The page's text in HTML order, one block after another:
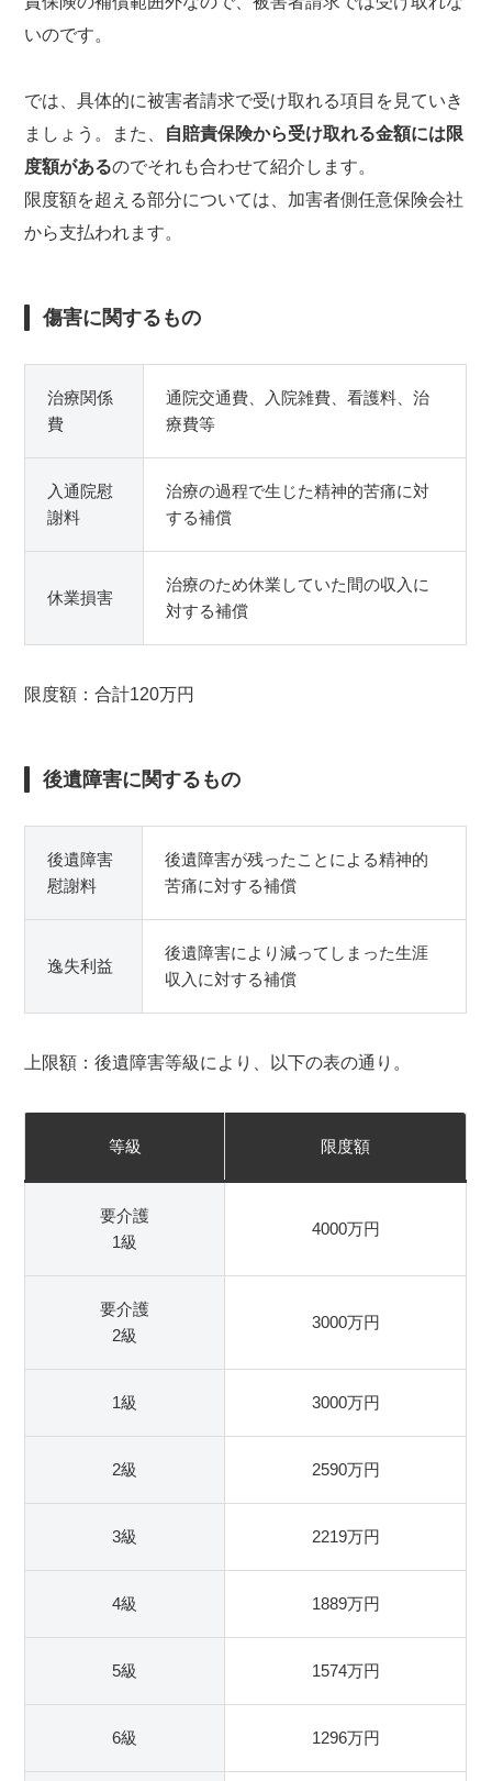
いのです。
では、具体的に被害者請求で受け取れる項目を見ていき
ましょう。また、 自賠責保険から受け取れる金額には限
度額があるのでそれも合わせて紹介します。
限度額を超える部分については、加害者側任意保険会社
から支払われます。
傷害に関するもの
治療関係
費
通院交通費、入院雑費、看護料、治
療費等
入通院慰
謝料
治療の過程で生じた精神的苦痛に対
する補償
休業損害
治療のため休業していた間の収入に
対する補償
限度額：合計120万円
後遺障害に関するもの
後遺障害
慰謝料
後遺障害が残ったことによる精神的
苦痛に対する補償
逸失利益
後遺障害により減ってしまった生涯
収入に対する補償
上限額：後遺障害等級により、以下の表の通り。
等級 限度額
要介護
1級
4000万円
要介護
2級
3000万円
1級 3000万円
2級 2590万円
3級 2219万円
4級 1889万円
5級 1574万円
6級 1296万円